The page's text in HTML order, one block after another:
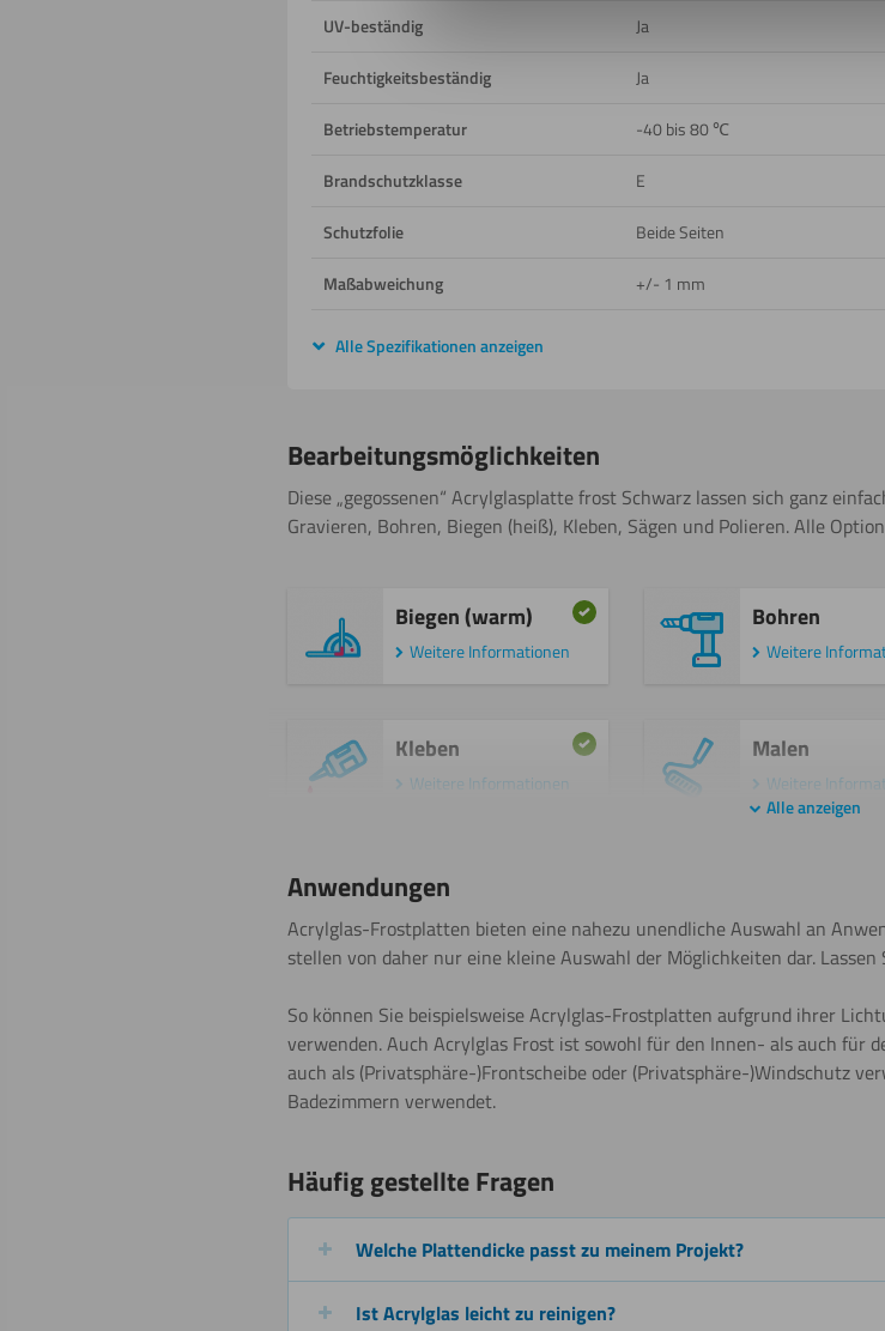
UV-beständig Ja
Feuchtigkeitsbeständig Ja
Betriebstemperatur -40 bis 80 ℃
Brandschutzklasse E
Schutzfolie Beide Seiten
Maßabweichung +/- 1 mm
Alle Spezifikationen anzeigen
Bearbeitungsmöglichkeiten
Diese „gegossenen“ Acrylglasplatte frost Schwarz lassen sich ganz
Gravieren, Bohren, Biegen (heiß), Kleben, Sägen und Polieren. Alle
Biegen (warm)
Weitere Informationen
Bohren
Weitere
Kleben
Weitere Informationen
Malen
Weitere
Sägen
(Kreissäge)
Weitere Informationen Weitere
Fräsen Lasern
Beschichten
Schweißen
Alle anzeigen
Anwendungen
Acrylglas-Frostplatten bieten eine nahezu unendliche Auswahl an
stellen von daher nur eine kleine Auswahl der Möglichkeiten dar.
So können Sie beispielsweise Acrylglas-Frostplatten aufgrund ihrer
verwenden. Auch Acrylglas Frost ist sowohl für den Innen- als auch für
auch als (Privatsphäre-)Frontscheibe oder (Privatsphäre-)Windschutz
Badezimmern verwendet.
Häufig gestellte Fragen
Welche Plattendicke passt zu meinem Projekt?
Ist Acrylglas leicht zu reinigen?